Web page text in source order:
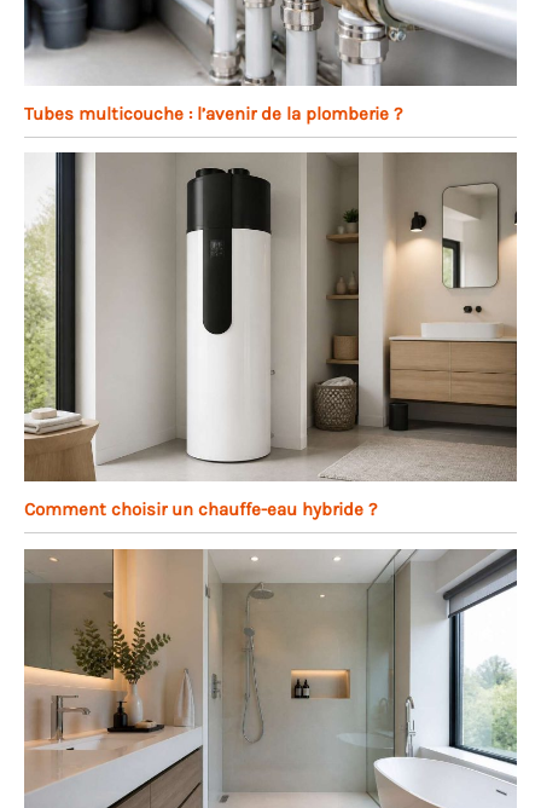
Tubes multicouche : l’avenir de la plomberie ?
Comment choisir un chauffe-eau hybride ?